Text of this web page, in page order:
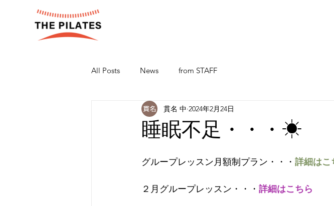
All Posts News from STAFF
睡眠不足・・・☀
貫名 中 2024年2月24日
グループレッスン月額制プラン・・・ 詳細はこ
２月グループレッスン・・・ 詳細はこちら